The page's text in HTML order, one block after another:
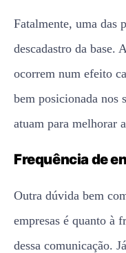
Fatalmente, uma das
descadastro da base.
ocorrem num efeito
bem posicionada nos
atuam para melhorar
Frequência de
Outra dúvida bem
empresas é quanto à
dessa comunicação.